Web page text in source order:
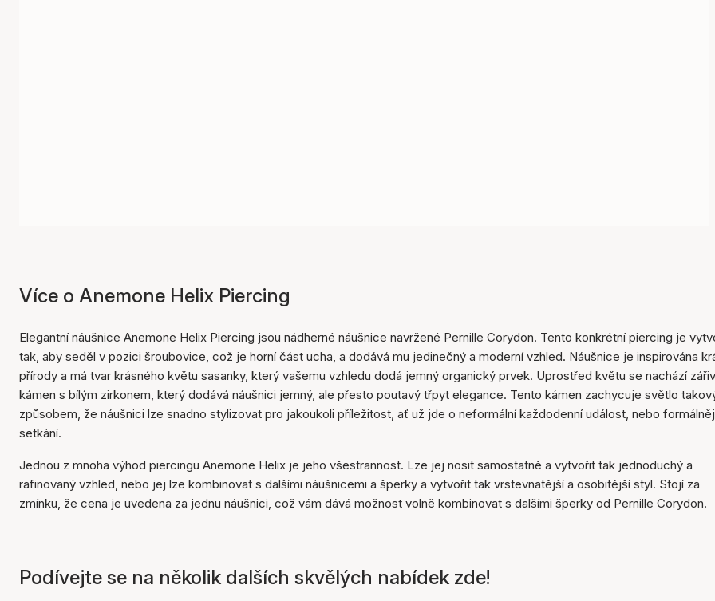
Položka byla přidána do
Více o Anemone Helix Piercing
Elegantní náušnice Anemone Helix Piercing jsou nádherné náušnice navržené Pernille Corydon. Tento konkrétní piercing je
tak, aby seděl v pozici šroubovice, což je horní část ucha, a dodává mu jedinečný a moderní vzhled. Náušnice je inspirována
přírody a má tvar krásného květu sasanky, který vašemu vzhledu dodá jemný organický prvek. Uprostřed květu se nachází
kámen s bílým zirkonem, který dodává náušnici jemný, ale přesto poutavý třpyt elegance. Tento kámen zachycuje světlo
způsobem, že náušnici lze snadno stylizovat pro jakoukoli příležitost, ať už jde o neformální každodenní událost, nebo
setkání.
Jednou z mnoha výhod piercingu Anemone Helix je jeho všestrannost. Lze jej nosit samostatně a vytvořit tak jednoduchý a
rafinovaný vzhled, nebo jej lze kombinovat s dalšími náušnicemi a šperky a vytvořit tak vrstevnatější a osobitější styl. Stojí za
zmínku, že cena je uvedena za jednu náušnici, což vám dává možnost volně kombinovat s dalšími šperky od Pernille Corydon.
Podívejte se na několik dalších skvělých nabídek zde!